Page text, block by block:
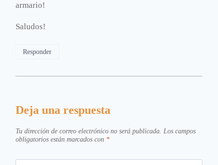
armario!
Saludos!
Responder
Deja una respuesta
Tu dirección de correo electrónico no será publicada. Los campos
obligatorios están marcados con *